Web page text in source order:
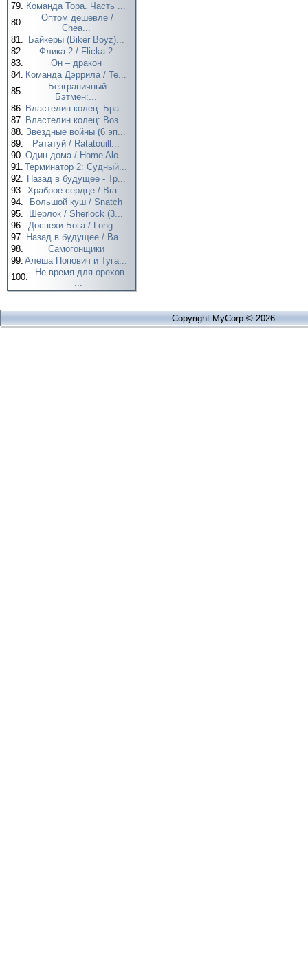
79. Команда Тора. Часть ...
80.
Оптом дешевле /
Chea...
81.
Байкеры (Biker Boyz)...
82.
Флика 2 / Flicka 2
83.
Он – дракон
84. Команда Дэррила / Te...
85.
Безграничный
Бэтмен:...
86. Властелин колец: Бра...
87. Властелин колец: Воз...
88. Звездные войны (6 эп...
89.
Рататуй / Ratatouill...
90. Один дома / Home Alo...
91. Терминатор 2: Судный...
92. Назад в будущее - Тр...
93. Храброе сердце / Bra...
94.
Большой куш / Snatch
95.
Шерлок / Sherlock (3...
96. Доспехи Бога / Long ...
97. Назад в будущее / Ba...
98.
Самогонщики
99. Алеша Попович и Туга...
100.
Не время для орехов
...
Copyright MyCorp © 2026